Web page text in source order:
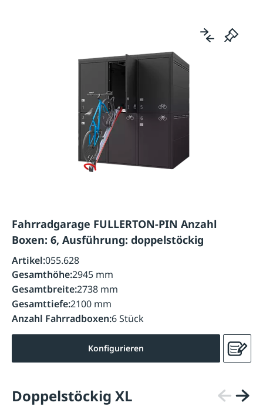
Fahrradgarage FULLERTON-PIN Anzahl
Boxen: 6, Ausführung: doppelstöckig
Artikel:055.628
Gesamthöhe:2945 mm
Gesamtbreite:2738 mm
Gesamttiefe:2100 mm
Anzahl Fahrradboxen:6 Stück
Konfigurieren
Doppelstöckig XL